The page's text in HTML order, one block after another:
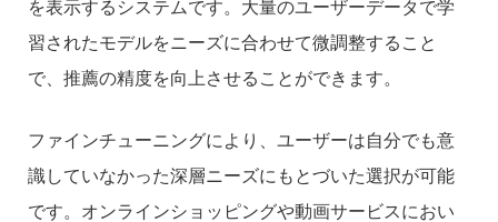
を表示するシステムです。大量のユーザーデータで学
習されたモデルをニーズに合わせて微調整すること
で、推薦の精度を向上させることができます。
ファインチューニングにより、ユーザーは自分でも意
識していなかった深層ニーズにもとづいた選択が可能
です。オンラインショッピングや動画サービスにおい